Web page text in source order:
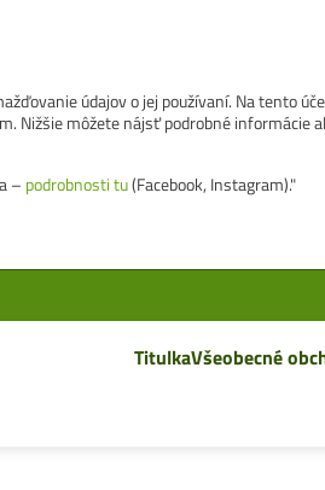
TitulkaVšeobecné
údajov o jej používaní. Na tento
Nižšie môžete nájsť podrobné informácie
– podrobnosti tu(Facebook, Instagram)."